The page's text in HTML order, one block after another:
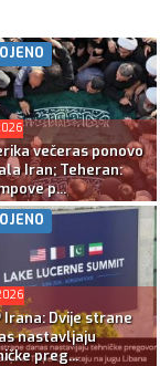
večeras ponovo
Iran; Teheran:
p...
Irana: Dvije strane
nastavljaju
preg...